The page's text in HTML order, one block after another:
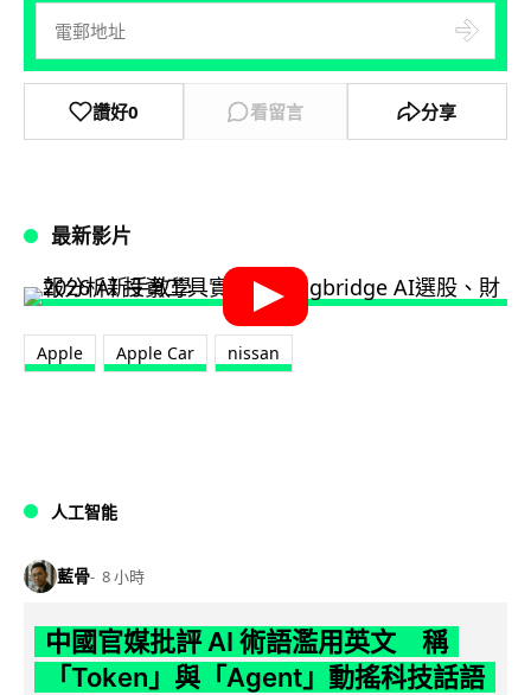
讚好0 看留言 分享
最新影片
Apple Apple Car nissan
人工智能
藍骨 8 小時
中國官媒批評 AI 術語濫用英文 稱
「Token」與「Agent」動搖科技話語